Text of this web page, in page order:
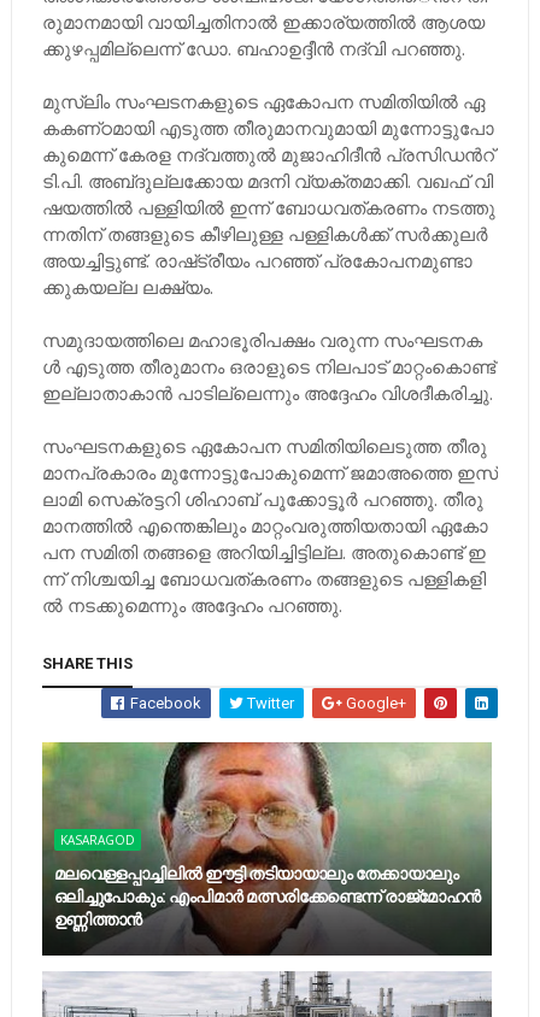
രു​മാ​ന​മാ​യി വാ​യി​ച്ച​തി​നാ​ൽ ഇ​ക്കാ​ര്യ​ത്തി​ൽ ആ​ശ​യ​
ക്കു​ഴ​പ്പ​മി​ല്ലെ​ന്ന്​ ഡോ. ​ബ​ഹാ​ഉ​ദ്ദീ​ൻ ന​ദ്​​വി പ​റ​ഞ്ഞു.
മു​സ്​​ലിം സം​ഘ​ട​ന​ക​ളു​ടെ ഏ​കോ​പ​ന സ​മി​തി​യി​ൽ ഏ​
ക​ക​ണ്​​ഠ​മാ​യി എ​ടു​ത്ത തീ​രു​മാ​ന​വു​മാ​യി മു​ന്നോ​ട്ടു​പോ​
കു​മെ​ന്ന്​ കേ​ര​ള ന​ദ്​​വ​ത്തു​ൽ മു​ജാ​ഹി​ദീ​ൻ പ്ര​സി​ഡ​ൻ​റ്​​
ടി.​പി. അ​ബ്​​ദു​ല്ല​ക്കോ​യ മ​ദ​നി വ്യ​ക്​​ത​മാ​ക്കി. വ​ഖ​ഫ്​ വി​
ഷ​യ​ത്തി​ൽ പ​ള്ളി​യി​ൽ ഇ​ന്ന്​ ബോ​ധ​വ​ത്​​ക​ര​ണം ന​ട​ത്തു​
ന്ന​തി​ന്​ ത​ങ്ങ​ളു​ടെ കീ​ഴി​ലു​ള്ള പ​ള്ളി​ക​ൾ​ക്ക്​ സ​ർ​ക്കു​ല​ർ
അ​യ​ച്ചി​ട്ടു​ണ്ട്. രാ​ഷ്​​ട്രീ​യം പ​റ​ഞ്ഞ് ​​പ്ര​കോ​പ​ന​മു​ണ്ടാ​
ക്കു​ക​യ​ല്ല ല​ക്ഷ്യം.
സ​മു​ദാ​യ​ത്തി​ലെ മ​ഹാ​ഭൂ​രി​പ​ക്ഷം വ​രു​ന്ന സം​ഘ​ട​ന​ക​
ൾ എ​ടു​ത്ത തീ​രു​മാ​നം ഒ​രാ​ളു​ടെ നി​ല​പാ​ട്​ മാ​റ്റം​കൊ​ണ്ട്​
ഇ​ല്ലാ​താ​കാ​ൻ പാ​ടി​ല്ലെ​ന്നും അ​ദ്ദേ​ഹം വി​ശ​ദീ​ക​രി​ച്ചു.
സം​ഘ​ട​ന​ക​ളു​ടെ ഏ​കോ​പ​ന സ​മി​തി​യി​ലെ​ടു​ത്ത തീ​രു​
മാ​ന​പ്ര​കാ​രം മു​ന്നോ​ട്ടു​പോ​കു​മെ​ന്ന്​ ജ​മാ​അ​ത്തെ ഇ​സ്​​
ലാ​മി സെ​ക്ര​ട്ട​റി ശി​ഹാ​ബ്​ പൂ​ക്കോ​ട്ടൂ​ർ പ​റ​ഞ്ഞു. തീ​രു​
മാ​ന​ത്തി​ൽ എ​ന്തെ​ങ്കി​ലും മാ​റ്റം​വ​രു​ത്തി​യ​താ​യി ഏ​കോ​
പ​ന സ​മി​തി ത​ങ്ങ​ളെ അ​റി​യി​ച്ചി​ട്ടി​ല്ല. അ​തു​കൊ​ണ്ട്​ ഇ​
ന്ന്​ നി​ശ്ച​യി​ച്ച ബോ​ധ​വ​ത്​​ക​ര​ണം ത​ങ്ങ​ളു​ടെ പ​ള്ളി​ക​ളി​
ൽ ന​ട​ക്കു​മെ​ന്നും അ​ദ്ദേ​ഹം പ​റ​ഞ്ഞു.
SHARE THIS
Facebook Twitter Google+
KASARAGOD
മലവെള്ളപ്പാച്ചിലില്‍ ഈട്ടി തടിയായാലും തേക്കായാലും
ഒലിച്ചുപോകും: എംപിമാര്‍ മത്സരിക്കേണ്ടെന്ന് രാജ്‌മോഹന്‍
ഉണ്ണിത്താന്‍